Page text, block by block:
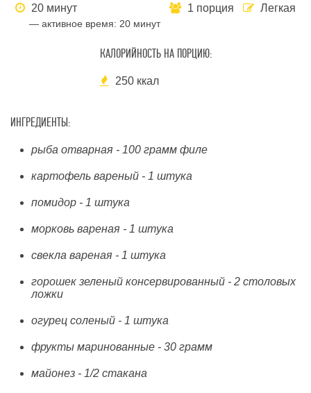
20 минут
— активное время: 20 минут
1 порция Легкая
КАЛОРИЙНОСТЬ НА ПОРЦИЮ:
250 ккал
ИНГРЕДИЕНТЫ:
рыба отварная - 100 грамм филе
картофель вареный - 1 штука
помидор - 1 штука
морковь вареная - 1 штука
свекла вареная - 1 штука
горошек зеленый консервированный - 2 столовых
ложки
огурец соленый - 1 штука
фрукты маринованные - 30 грамм
майонез - 1/2 стакана